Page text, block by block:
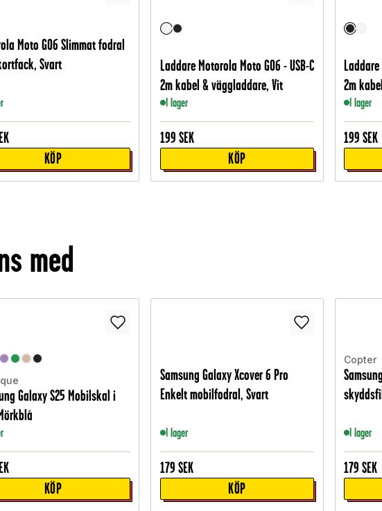
Moto G06 Slimmat fodral
Svart
KÖP
Laddare Motorola Moto G06 - USB-C
2m kabel & väggladdare, Vit
I lager
199 SEK
KÖP
2m
I lager
199 SEK
med
Galaxy S25 Mobilskal i
KÖP
Samsung Galaxy Xcover 6 Pro
Enkelt mobilfodral, Svart
I lager
179 SEK
KÖP
Copter
I lager
179 SEK